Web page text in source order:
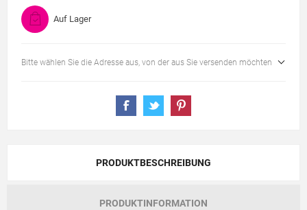
Auf Lager
Bitte wählen Sie die Adresse aus, von der aus Sie versenden möchten
PRODUKTBESCHREIBUNG
PRODUKTINFORMATION